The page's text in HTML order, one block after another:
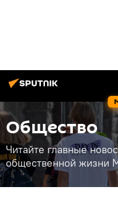
Общество
Читайте главные
общественной жизни